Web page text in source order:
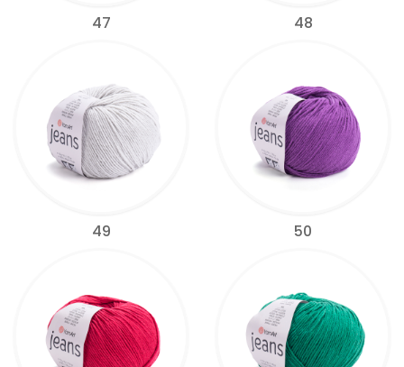
47 48
49 50